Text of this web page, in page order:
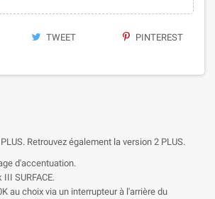
TWEET PINTEREST
Retrouvez également la version 2 PLUS.
d'accentuation.
SURFACE.
au choix via un interrupteur à l'arrière du